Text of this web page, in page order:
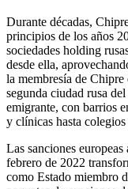
Durante décadas,
principios de los años
sociedades holding
desde ella,
la membresía de
segunda ciudad rusa
emigrante, con barrios
y clínicas hasta
Las sanciones
febrero de 2022
como Estado miembro